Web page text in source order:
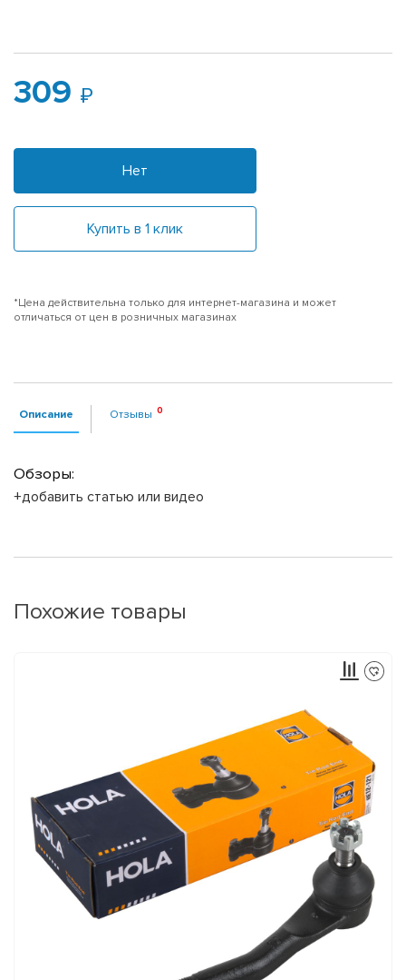
309
Нет
Купить в 1 клик
*Цена действительна только для интернет-магазина и может
отличаться от цен в розничных магазинах
Описание Отзывы
Обзоры:
+добавить статью или видео
Похожие товары